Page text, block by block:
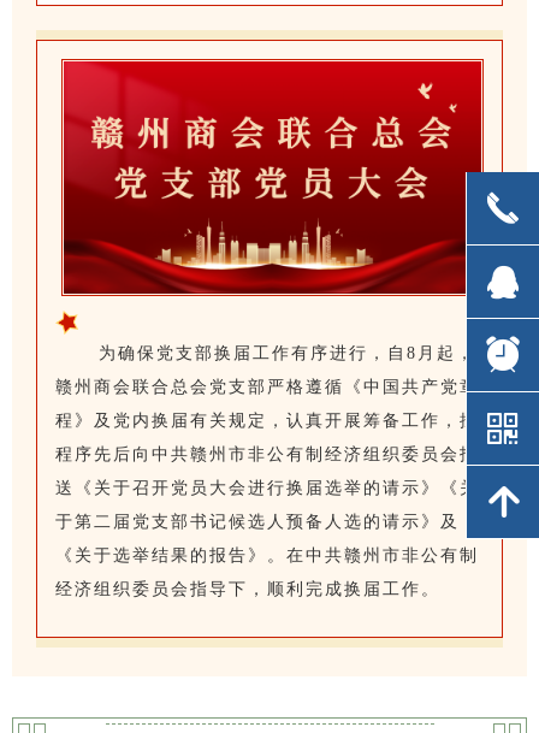
为确保党支部换届工作有序进行，自8月起，
赣州商会联合总会党支部严格遵循《中国共产党章
程》及党内换届有关规定，认真开展筹备工作，按
程序先后向中共赣州市非公有制经济组织委员会报
送《关于召开党员大会进行换届选举的请示》《关
于第二届党支部书记候选人预备人选的请示》及
《关于选举结果的报告》。在中共赣州市非公有制
经济组织委员会指导下，顺利完成换届工作。
끅
뀩
뀥
낃
녕
끅
뀩
뀥
낃
녕